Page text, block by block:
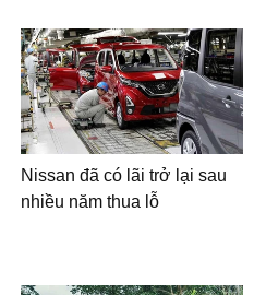
Nissan đã có lãi trở lại sau
nhiều năm thua lỗ